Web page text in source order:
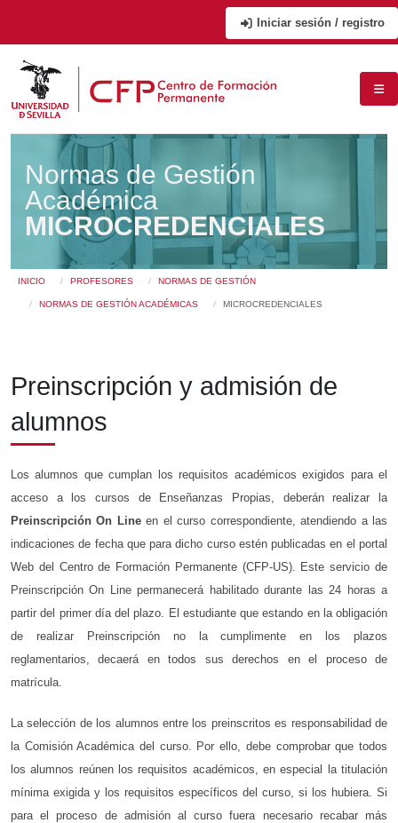
Iniciar sesión / registro
Normas de Gestión
Académica
MICROCREDENCIALES
Usted está en:
INICIO PROFESORES NORMAS DE GESTIÓN
NORMAS DE GESTIÓN ACADÉMICAS MICROCREDENCIALES
Preinscripción y admisión de
alumnos
Los alumnos que cumplan los requisitos académicos exigidos para el
acceso a los cursos de Enseñanzas Propias, deberán realizar la
Preinscripción On Lineen el curso correspondiente, atendiendo a las
indicaciones de fecha que para dicho curso estén publicadas en el portal
Web del Centro de Formación Permanente (CFP-US). Este servicio de
Preinscripción On Line permanecerá habilitado durante las 24 horas a
partir del primer día del plazo. El estudiante que estando en la obligación
de realizar Preinscripción no la cumplimente en los plazos
reglamentarios, decaerá en todos sus derechos en el proceso de
matrícula.
La selección de los alumnos entre los preinscritos es responsabilidad de
la Comisión Académica del curso. Por ello, debe comprobar que todos
los alumnos reúnen los requisitos académicos, en especial la titulación
mínima exigida y los requisitos específicos del curso, si los hubiera. Si
para el proceso de admisión al curso fuera necesario recabar más